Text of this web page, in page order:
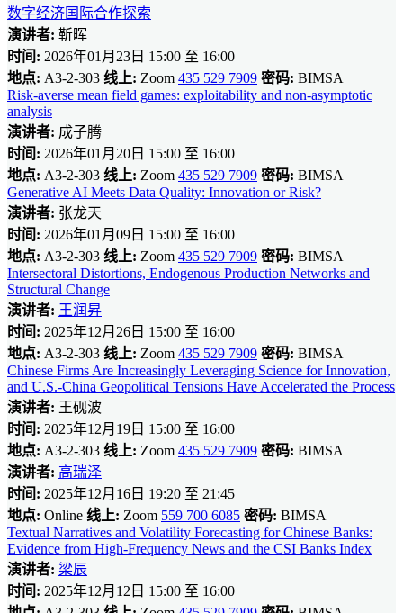
数字经济国际合作探索
演讲者: 靳晖
时间: 2026年01月23日 15:00 至 16:00
地点: A3-2-303 线上: Zoom 435 529 7909 密码: BIMSA
Risk-averse mean field games: exploitability and non-asymptotic
analysis
演讲者: 成子腾
时间: 2026年01月20日 15:00 至 16:00
地点: A3-2-303 线上: Zoom 435 529 7909 密码: BIMSA
Generative AI Meets Data Quality: Innovation or Risk?
演讲者: 张龙天
时间: 2026年01月09日 15:00 至 16:00
地点: A3-2-303 线上: Zoom 435 529 7909 密码: BIMSA
Intersectoral Distortions, Endogenous Production Networks and
Structural Change
演讲者: 王润昇
时间: 2025年12月26日 15:00 至 16:00
地点: A3-2-303 线上: Zoom 435 529 7909 密码: BIMSA
Chinese Firms Are Increasingly Leveraging Science for Innovation,
and U.S.-China Geopolitical Tensions Have Accelerated the Process
演讲者: 王砚波
时间: 2025年12月19日 15:00 至 16:00
地点: A3-2-303 线上: Zoom 435 529 7909 密码: BIMSA
演讲者: 高瑞泽
时间: 2025年12月16日 19:20 至 21:45
地点: Online 线上: Zoom 559 700 6085 密码: BIMSA
Textual Narratives and Volatility Forecasting for Chinese Banks:
Evidence from High-Frequency News and the CSI Banks Index
演讲者: 梁辰
时间: 2025年12月12日 15:00 至 16:00